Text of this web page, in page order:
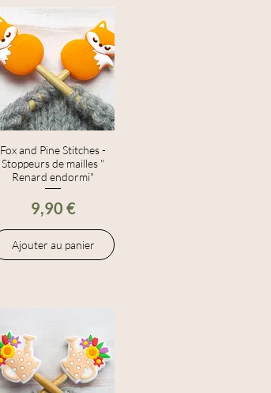
Aperçu rapide
Fox and Pine Stitches -
Stoppeurs de mailles "
Renard endormi"
Prix
9,90 €
Ajouter au panier